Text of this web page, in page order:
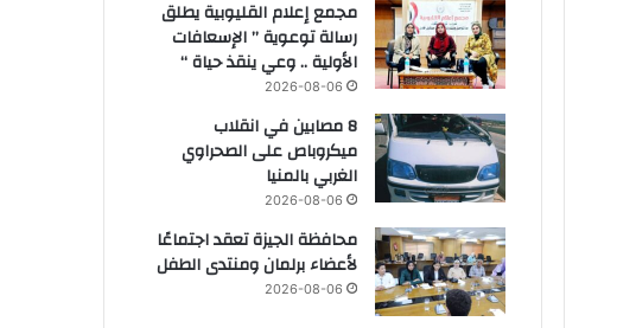
مجمع إعلام القليوبية يطلق
رسالة توعوية ” الإسعافات
الأولية .. وعي ينقذ حياة “
2026-08-06
8 مصابين في انقلاب
ميكروباص على الصحراوي
الغربي بالمنيا
2026-08-06
محافظة الجيزة تعقد اجتماعًا
لأعضاء برلمان ومنتدى الطفل
2026-08-06